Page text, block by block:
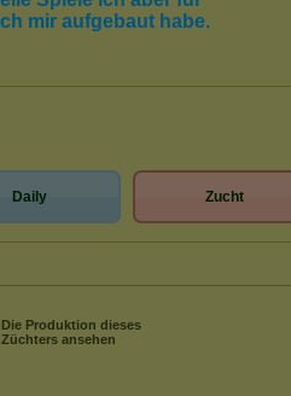
Daily Zucht
Die Produktion dieses
Züchters ansehen